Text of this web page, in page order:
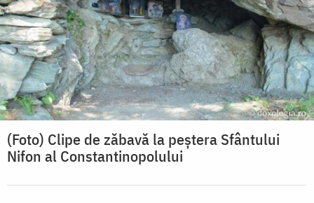
(Foto) Clipe de zăbavă la peștera Sfântului
Nifon al Constantinopolului